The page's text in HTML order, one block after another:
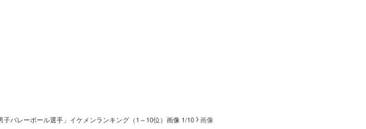
子バレーボール選手」イケメンランキング（1～10位）画像 1/10 画像